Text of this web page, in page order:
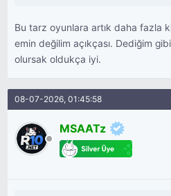
Bu tarz oyunlara artık daha fazla
emin değilim açıkçası. Dediğim
olursak oldukça iyi.
08-07-2026, 01:45:58
MSAATz